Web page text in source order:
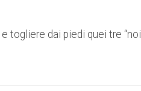
togliere dai piedi quei tre “noi